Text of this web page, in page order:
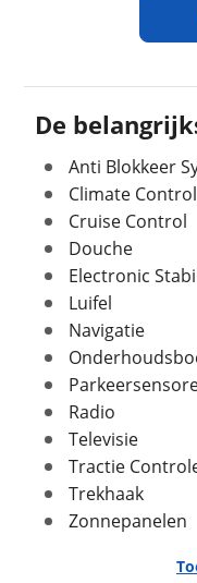
Massa ledig voertuig
Max trekgewicht
Max trekgewicht
In- en exterieur
Aantal deuren
Aantal zitplaatsen
Bekleding
Interieurkleur
Laksoort
Kleur
Fabriekskleur
Verbruik en milieu
De
Anti Blokkeer
Climate Control
Cruise Control
Douche
Electronic
Luifel
Navigatie
Radio
Televisie
Tractie
Trekhaak
Zonnepanelen
Ontvang
inruilwaarde!
Auto Service
om jouw
Jouw
Kies je voertuig:
Camper
Caravan
Vouwwagen
Kenteken
Schatting